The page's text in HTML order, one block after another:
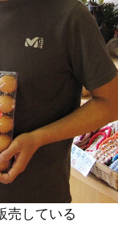
売している